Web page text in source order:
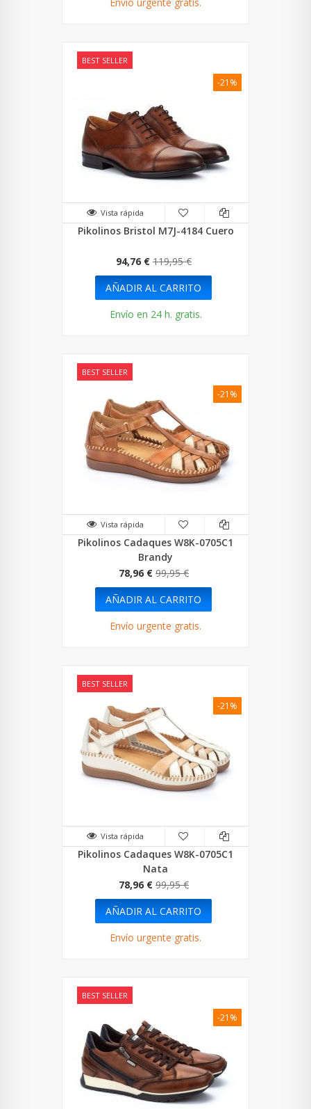
BEST SELLER
Vista rápida
Pikolinos Bristol M7J-4184 Cuero
94,76 € 119,95 €
-21%
AÑADIR AL CARRITO
Envío en 24 h. gratis.
BEST SELLER
Vista rápida
Pikolinos Cadaques W8K-0705C1
Brandy
78,96 € 99,95 €
-21%
AÑADIR AL CARRITO
Envío urgente gratis.
BEST SELLER
Vista rápida
Pikolinos Cadaques W8K-0705C1
Nata
78,96 € 99,95 €
-21%
AÑADIR AL CARRITO
Envío urgente gratis.
BEST SELLER
-21%